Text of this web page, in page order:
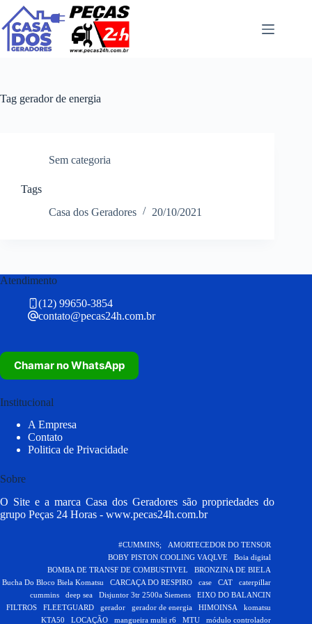
Pular
para
o
conteúdo
Tag gerador de energia
Sem categoria
Tags
Casa dos Geradores
20/10/2021
Atendimento
(12) 99650-3854
contato@pecas24h.com.br
Chamar no WhatsApp
Institucional
A Empresa
Contato
Politica de Privacidade
Sobre
O Site e a marca Casa dos Geradores são propriedades do
grupo Peças 24 Horas - www.pecas24h.com.br
#CUMMINS;
AMORTECEDOR DO TENSOR
BOBY PISTON COOLING VAQLVE
Boia digital
BOMBA DE TRANSF DE COMBUSTIVEL
BRONZINA DE BIELA
Bucha Do Bloco Biela Komatsu
CARCAÇA DO RESPIRO case CAT
caterpillar
cummins
deep sea Disjuntor 3tr 2500a Siemens
EIXO DO BALANCIN
FILTROS
FLEETGUARD gerador gerador de energia HIMOINSA
komatsu
KTA50
LOCAÇÃO mangueira multi r6 MTU módulo controlador